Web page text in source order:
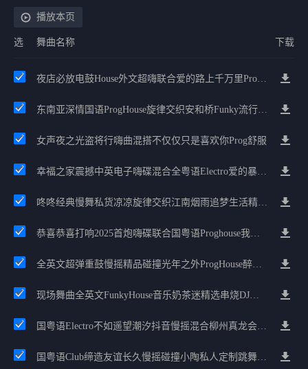
播放本页
选 舞曲名称 下载
夜店必放电鼓House外文超嗨联合爱的路上千万里Prog包房漫步上头
东南亚深情国语ProgHouse旋律交织安和桥Funky流行情怀串烧
女声夜之光盗将行嗨曲混搭不仅仅只是喜欢你Prog舒服
幸福之家震撼中英电子嗨碟混合全粤语Electro爱的暴风雨广州雄雄精选
咚咚经典慢舞私货凉凉旋律交织江南烟雨追梦生活精选串烧
恭喜恭喜打响2025首炮嗨碟联合国粤语Proghouse我要怎么说我不爱你
全英文超弹重鼓慢摇精品碰撞光年之外ProgHouse醉美抒情节奏
现场舞曲全英文FunkyHouse音乐奶茶迷精选串烧DJ阿亮
国粤语Electro不如遥望潮汐抖音慢摇混合柳州真龙会K吧小厅小康混音
国粤语Club缔造友谊长久慢摇碰撞小陶私人定制跳舞大碟